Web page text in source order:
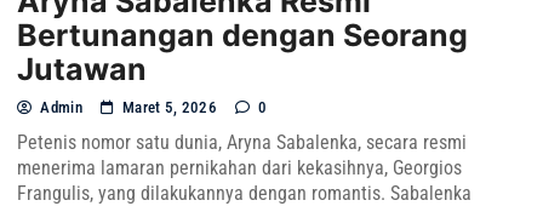
Bertunangan dengan Seorang
Jutawan
Admin Maret 5, 2026 0
Petenis nomor satu dunia, Aryna Sabalenka, secara resmi
menerima lamaran pernikahan dari kekasihnya, Georgios
Frangulis, yang dilakukannya dengan romantis. Sabalenka